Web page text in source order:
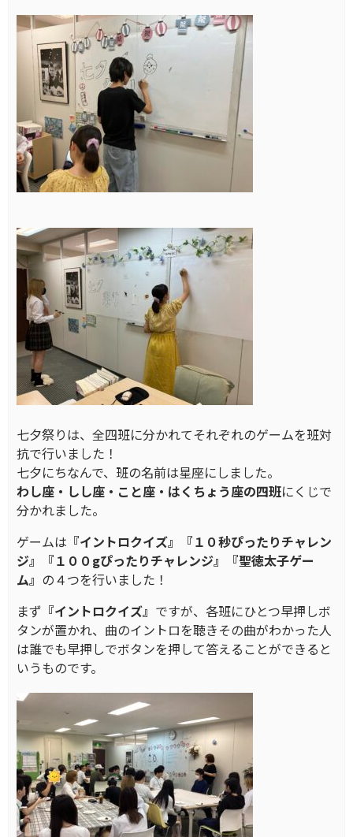
七夕祭りは、全四班に分かれてそれぞれのゲームを班対
抗で行いました！
七夕にちなんで、班の名前は星座にしました。
わし座・しし座・こと座・はくちょう座の四班にくじで
分かれました。
ゲームは 『イントロクイズ』『１０秒ぴったりチャレン
ジ』『１００gぴったりチャレンジ』『聖徳太子ゲー
ム』 の４つを行いました！
まず 『イントロクイズ』 ですが、各班にひとつ早押しボ
タンが置かれ、曲のイントロを聴きその曲がわかった人
は誰でも早押しでボタンを押して答えることができると
いうものです。